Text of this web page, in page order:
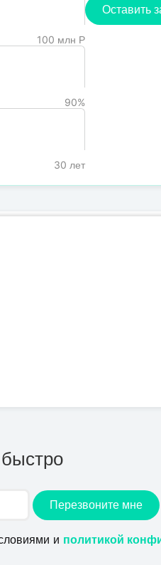
100 млн Р
90%
30 лет
Оставить
Перезвоните мне
и политикой